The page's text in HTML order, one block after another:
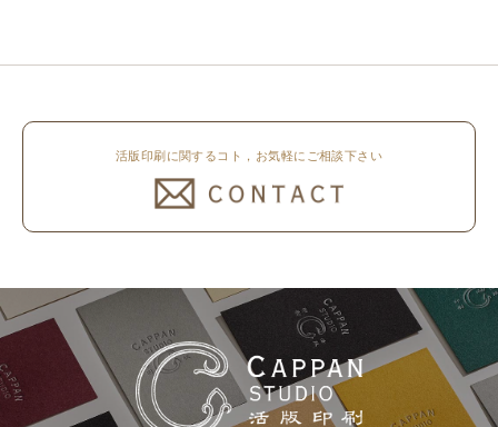
活版印刷に関するコト，お気軽にご相談下さい